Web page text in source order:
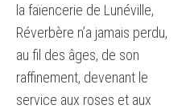
la faïencerie de Lunéville,
Réverbère n’a jamais perdu,
au fil des âges, de son
raffinement, devenant le
service aux roses et aux